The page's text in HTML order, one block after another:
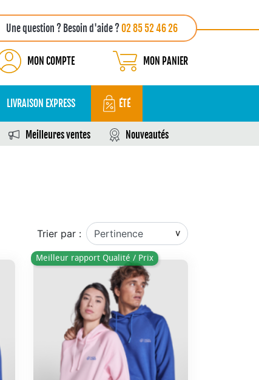
Une question ? Besoin d'aide ?02 85 52 46 26
MON COMPTE MON PANIER
LIVRAISON EXPRESS ÉTÉ
Meilleures ventes Nouveautés
Trier par :
Meilleur rapport Qualité / Prix